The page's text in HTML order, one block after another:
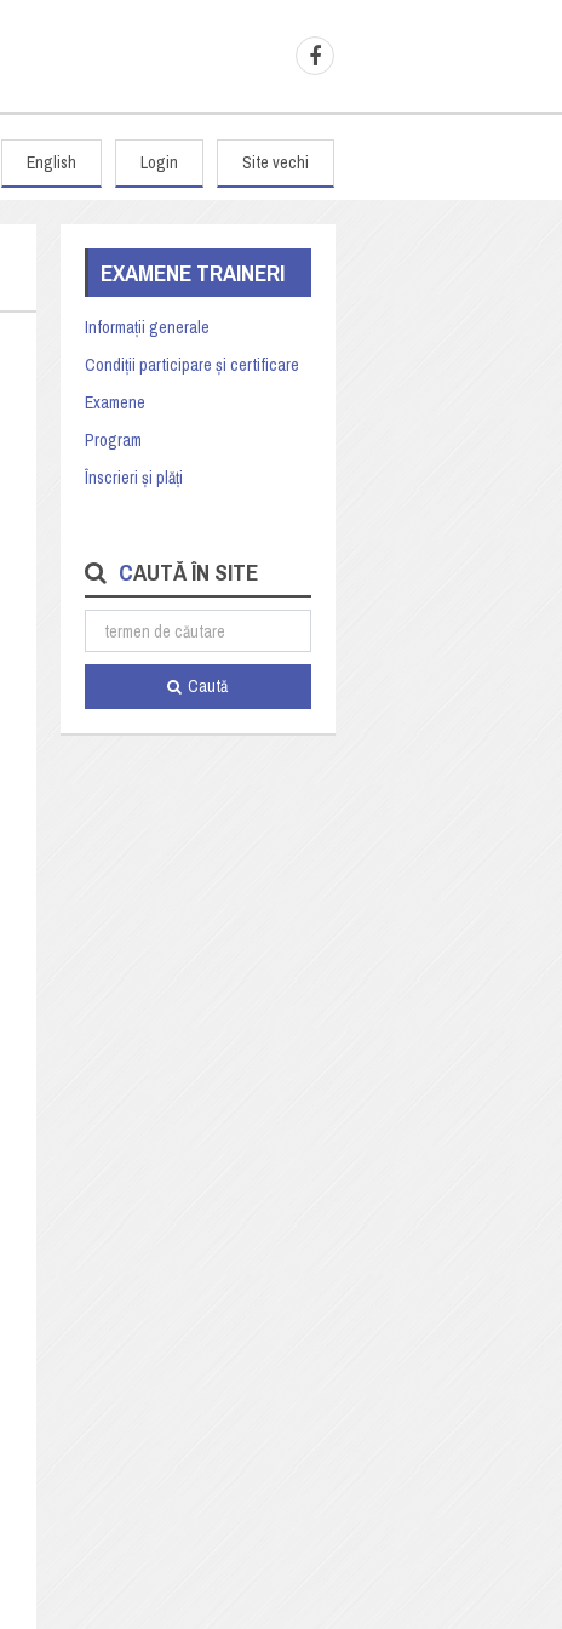
English Login Site vechi
EXAMENE TRAINERI
Informații generale
Condiții participare și certificare
Examene
Program
Înscrieri și plăți
CAUTĂ ÎN SITE
Caută